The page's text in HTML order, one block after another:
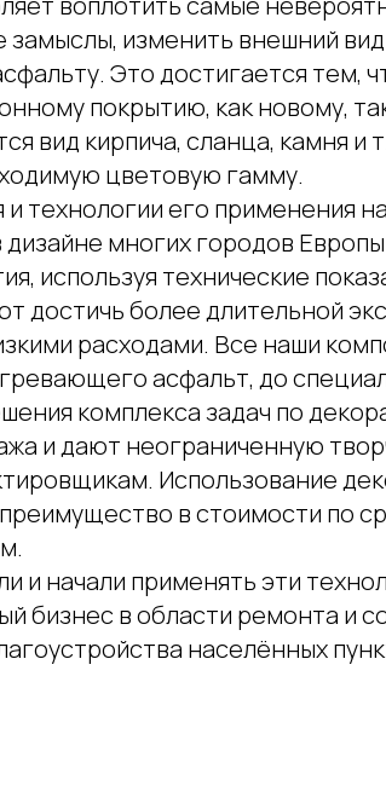
замыслы, изменить внешний
Это достигается тем,
покрытию, как новому,
вид кирпича, сланца, камня и
цветовую гамму.
технологии его применения
многих городов
используя технические
достичь более длительной
расходами. Все наши
асфальт, до
комплекса задач по
и дают неограниченную
Использование
в стоимости по
и начали применять эти
бизнес в области ремонта и
населённых